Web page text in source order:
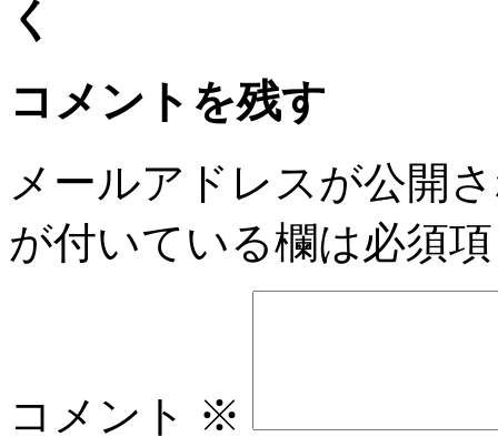
コメントを残す
メールアドレスが公開
が付いている欄は必須
コメント ※